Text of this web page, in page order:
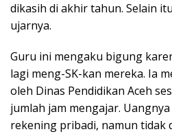
dikasih di akhir tahun. Selain
ujarnya.
Guru ini mengaku bigung
lagi meng-SK-kan mereka. Ia
oleh Dinas Pendidikan Aceh
jumlah jam mengajar.
rekening pribadi, namun tidak